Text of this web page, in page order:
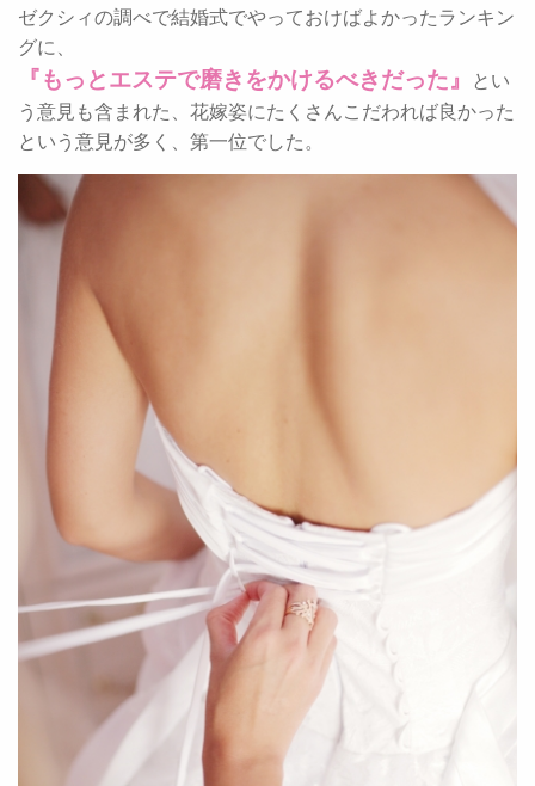
ゼクシィの調べで結婚式でやっておけばよかったランキン
グに、
『もっとエステで磨きをかけるべきだった』
とい
う意見も含まれた、花嫁姿にたくさんこだわれば良かった
という意見が多く、第一位でした。